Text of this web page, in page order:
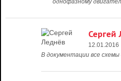
однофазному
Сергей
12.01.2016
В документации все